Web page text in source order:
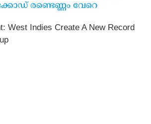
രണ്ടെണ്ണം വേറെ
West Indies Create A New Record